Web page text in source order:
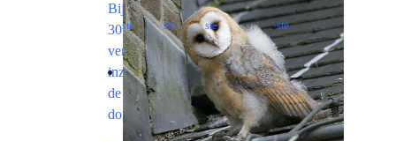
Bijvoorbeeld ter ere van uw
30ste, 40ste, 50ste... of 90ste
verjaardag waarbij u geld
inzamelt voor het behoud van
de Kerkuil, en dat bedrag
doneert aan onze werking...